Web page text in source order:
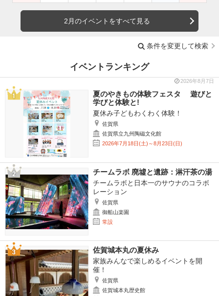
2月のイベントをすべて見る
条件を変更して検索
イベントランキング
2026年8月7日
夏のやきもの体験フェスタ 遊びと
学びと体験と!
夏休み子どもわくわく体験！
佐賀県
佐賀県立九州陶磁文化館
2026年7月18日(土)～8月23日(日)
チームラボ 廃墟と遺跡：淋汗茶の湯
チームラボと日本一のサウナのコラボ
レーション
佐賀県
御船山楽園
常設
佐賀城本丸の夏休み
家族みんなで楽しめるイベントを開
催！
佐賀県
佐賀城本丸歴史館